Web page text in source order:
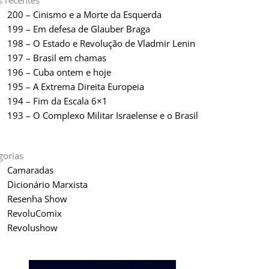
200 – Cinismo e a Morte da Esquerda
199 – Em defesa de Glauber Braga
198 – O Estado e Revolução de Vladmir Lenin
197 – Brasil em chamas
196 – Cuba ontem e hoje
195 – A Extrema Direita Europeia
194 – Fim da Escala 6×1
193 – O Complexo Militar Israelense e o Brasil
Camaradas
Dicionário Marxista
Resenha Show
RevoluComix
Revolushow